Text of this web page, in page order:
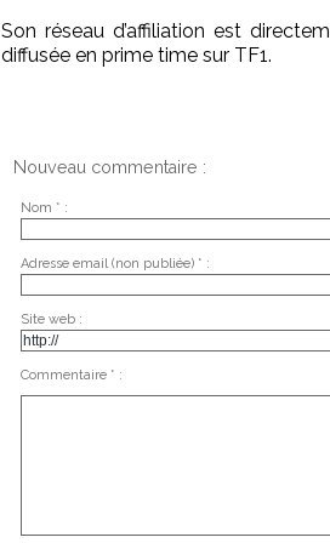
Son réseau d’affiliation est
diffusée en prime time sur TF1.
Nouveau commentaire :
Nom * :
Adresse email (non publiée) * :
Site web :
Commentaire * :